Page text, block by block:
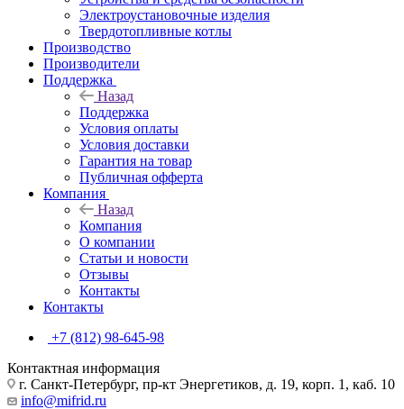
Электроустановочные изделия
Твердотопливные котлы
Производство
Производители
Поддержка
Назад
Поддержка
Условия оплаты
Условия доставки
Гарантия на товар
Публичная офферта
Компания
Назад
Компания
О компании
Статьи и новости
Отзывы
Контакты
Контакты
+7 (812) 98-645-98
Контактная информация
г. Санкт-Петербург, пр-кт Энергетиков, д. 19, корп. 1, каб. 10
info@mifrid.ru